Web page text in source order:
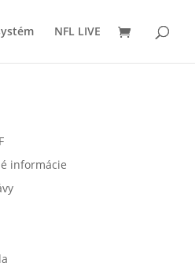
NFL LIVE
informácie